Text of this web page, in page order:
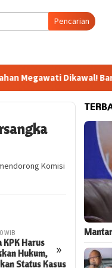
Pencarian
Dikawal! Bang Jali
Komisi
»
2023 - 15:08 WIB
Jika Penyelidikan
E Lengkap,
KPK Berani ke
14